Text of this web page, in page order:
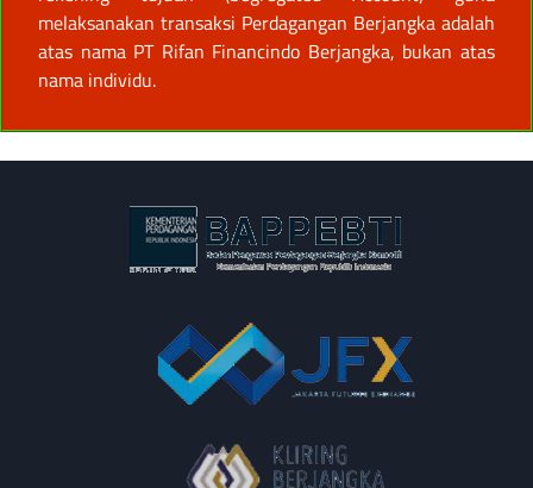
melaksanakan transaksi Perdagangan Berjangka adalah
atas nama PT Rifan Financindo Berjangka, bukan atas
nama individu.